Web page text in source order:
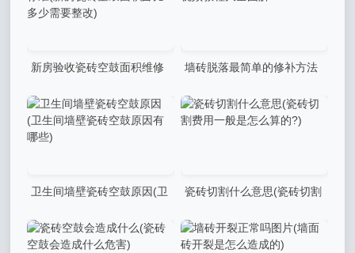
新房验收瓷砖空鼓面积维修
多少需要整改)
墙砖脱落最简单的修补方法
卫生间墙壁瓷砖空鼓原因(卫
些)
瓷砖切割什么意思(瓷砖切割